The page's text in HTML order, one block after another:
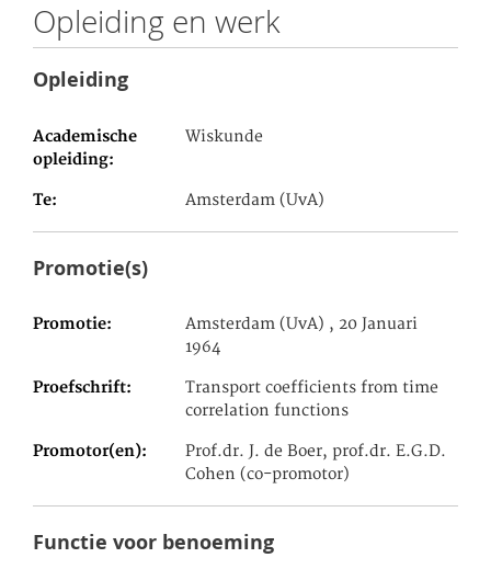
Opleiding en werk
Opleiding
Academische
opleiding
Wiskunde
Te Amsterdam (UvA)
Promotie(s)
Promotie
Amsterdam (UvA) , 20 Januari
1964
Proefschrift
Transport coefficients from time
correlation functions
Promotor(en)
Prof.dr. J. de Boer, prof.dr. E.G.D.
Cohen (co-promotor)
Functie voor benoeming